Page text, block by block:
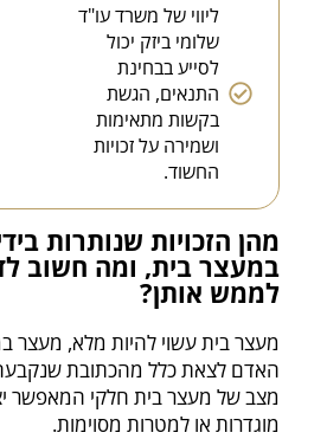
ליווי של משרד עו"ד
שלומי ביזק יכול
לסייע בבחינת
התנאים, הגשת
בקשות מתאימות
ושמירה על זכויות
החשוד.
מהן הזכויות שנותרות
במעצר בית, ומה חשוב
לממש אותן?
מעצר בית עשוי להיות מלא, מעצר
האדם לצאת כלל מהכתובת
מצב של מעצר בית חלקי המאפשר
מוגדרות או למטרות מסוימות.